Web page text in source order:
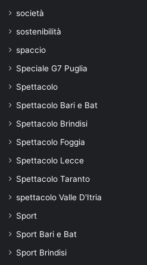
società
sostenibilità
spaccio
Speciale G7 Puglia
Spettacolo
Spettacolo Bari e Bat
Spettacolo Brindisi
Spettacolo Foggia
Spettacolo Lecce
Spettacolo Taranto
spettacolo Valle D'Itria
Sport
Sport Bari e Bat
Sport Brindisi